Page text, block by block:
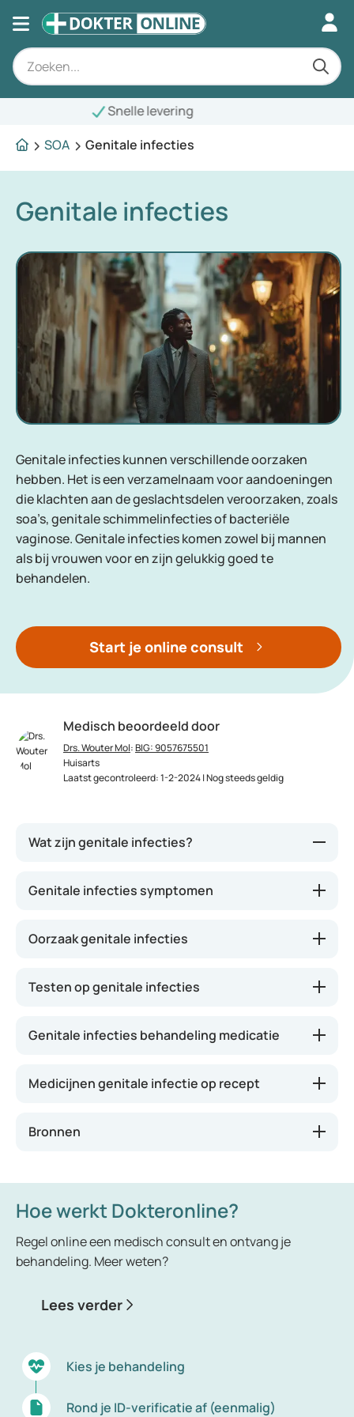
Snelle levering
SOA
Genitale infecties
Genitale infecties
Genitale infecties kunnen verschillende oorzaken
hebben. Het is een verzamelnaam voor aandoeningen
die klachten aan de geslachtsdelen veroorzaken, zoals
soa’s, genitale schimmelinfecties of bacteriële
vaginose. Genitale infecties komen zowel bij mannen
als bij vrouwen voor en zijn gelukkig goed te
behandelen.
Start je online consult
Medisch beoordeeld door
Drs. Wouter Mol:BIG: 9057675501
Huisarts
Laatst gecontroleerd: 1-2-2024 | Nog steeds geldig
Wat zijn genitale infecties?
penis. Veel genitale infecties worden veroorzaakt
Chlamydiaen syfilis bijvoorbeeld, of gonorroe. Deze
Je kunt ze oplopen als je zonder condoom vrijt.
candida-infectie is daar een voorbeeld van, net als
bacteriële vaginose. Deze aandoeningen kun je ook
vallen daardoor niet onder de noemer
Genitale infecties symptomen
Oorzaak genitale infecties
Testen op genitale infecties
Genitale infecties behandeling medicatie
Medicijnen genitale infectie op recept
Bronnen
Hoe werkt Dokteronline?
Regel online een medisch consult en ontvang je
behandeling. Meer weten?
Lees verder
Kies je behandeling
Rond je ID-verificatie af (eenmalig)